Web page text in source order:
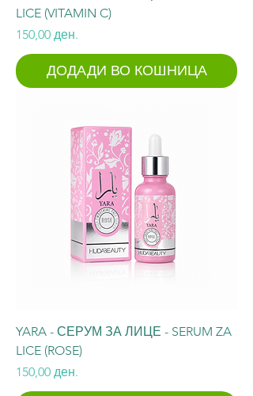
LICE (VITAMIN C)
Price
150,00 ден.
ДОДАДИ ВО КОШНИЦА
YARA - СЕРУМ ЗА ЛИЦЕ - SERUM ZA
LICE (ROSE)
Price
150,00 ден.